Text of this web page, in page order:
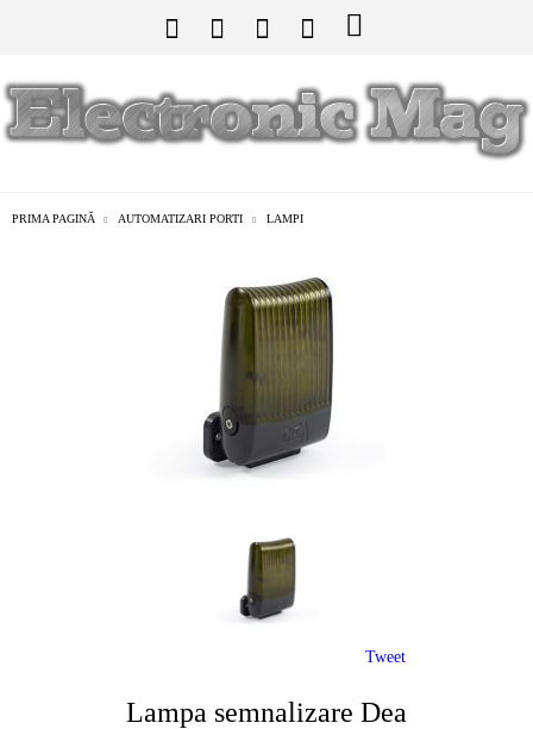
PRIMA PAGINĂ AUTOMATIZARI PORTI LAMPI
Lampa semnalizare Dea
Tweet